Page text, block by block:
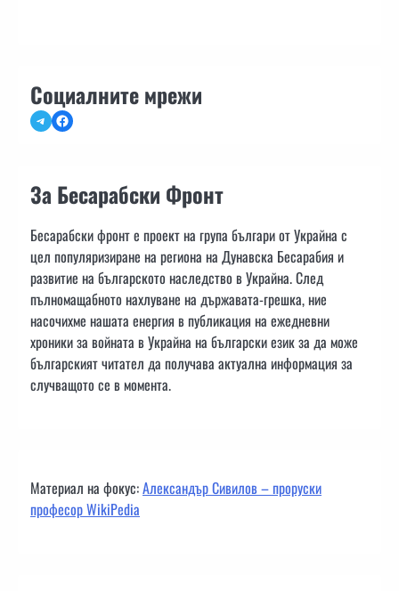
Социалните мрежи
TelegramFacebook
За Бесарабски Фронт
Бесарабски фронт е проект на група българи от Украйна с
цел популяризиране на региона на Дунавска Бесарабия и
развитие на българското наследство в Украйна. След
пълномащабното нахлуване на държавата-грешка, ние
насочихме нашата енергия в публикация на ежедневни
хроники за войната в Украйна на български език за да може
българският читател да получава актуална информация за
случващото се в момента.
Материал на фокус:Александър Сивилов – проруски
професор WikiPedia